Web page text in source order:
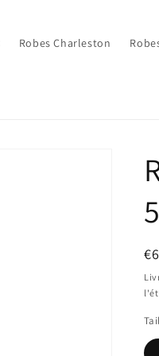
Robes Charleston